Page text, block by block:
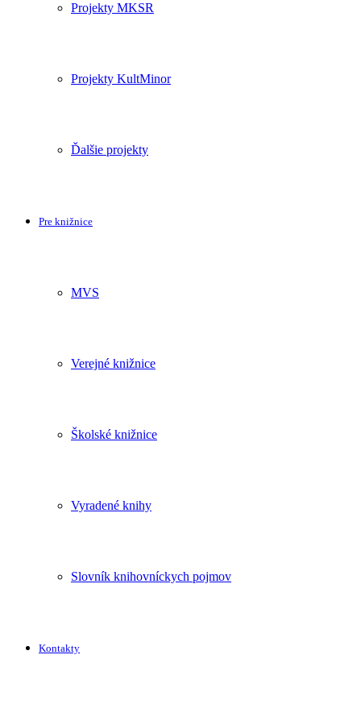
Projekty MKSR
Projekty KultMinor
Ďalšie projekty
Pre knižnice
MVS
Verejné knižnice
Školské knižnice
Vyradené knihy
Slovník knihovníckych pojmov
Kontakty